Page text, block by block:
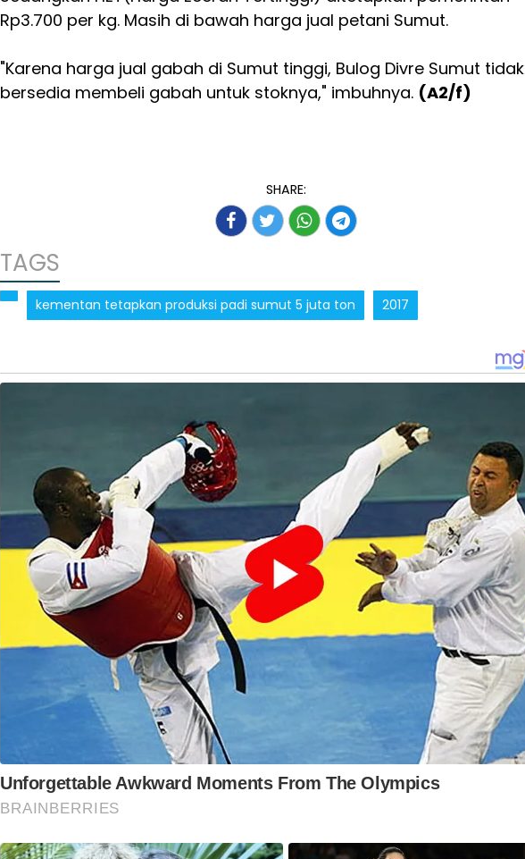
Rp3.700 per kg. Masih di bawah harga jual petani Sumut.
"Karena harga jual gabah di Sumut tinggi, Bulog Divre Sumut tidak
bersedia membeli gabah untuk stoknya," imbuhnya. (A2/f)
SHARE:
TAGS
kementan tetapkan produksi padi sumut 5 juta ton 2017